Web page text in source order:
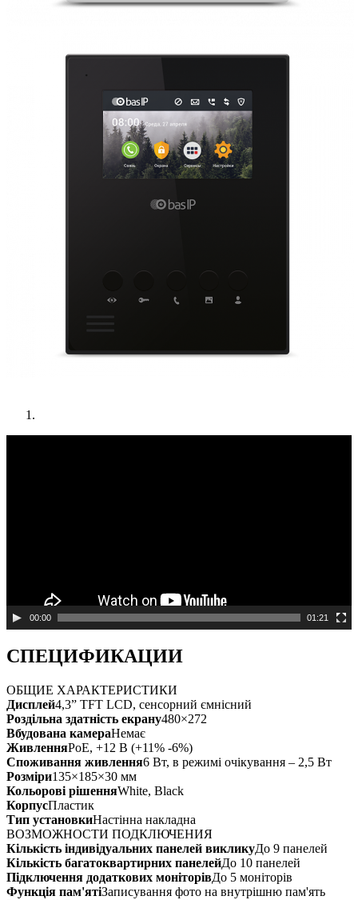
00:00 01:21
СПЕЦИФИКАЦИИ
ОБЩИЕ ХАРАКТЕРИСТИКИ
Дисплей4,3” TFT LCD, сенсорний ємнісний
Роздільна здатність екрану480×272
Вбудована камераНемає
ЖивленняPoE, +12 В (+11% -6%)
Споживання живлення6 Вт, в режимі очікування – 2,5 Вт
Розміри135×185×30 мм
Кольорові рішенняWhite, Black
КорпусПластик
Тип установкиНастінна накладна
ВОЗМОЖНОСТИ ПОДКЛЮЧЕНИЯ
Кількість індивідуальних панелей викликуДо 9 панелей
Кількість багатоквартирних панелейДо 10 панелей
Підключення додаткових моніторівДо 5 моніторів
Функція пам'ятіЗаписування фото на внутрішню пам'ять